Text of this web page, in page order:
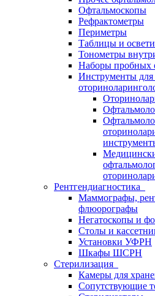
Офтальмоскопы
Рефрактометры
Периметры
Таблицы и
Тонометры
Наборы пробных
Инструменты
Рентгендиагностика
Маммографы,
флюорографы
Негатоскопы и
Столы и
Установки УФРН
Шкафы ШСРН
Стерилизация
Камеры для
Сопутствующие